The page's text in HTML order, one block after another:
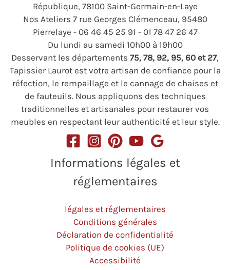
République, 78100 Saint-Germain-en-Laye
Nos Ateliers 7 rue Georges Clémenceau, 95480
Pierrelaye - 06 46 45 25 91 - 01 78 47 26 47
Du lundi au samedi 10h00 à 19h00
Desservant les départements 75, 78, 92, 95, 60 et 27,
Tapissier Laurot est votre artisan de confiance pour la
réfection, le rempaillage et le cannage de chaises et
de fauteuils. Nous appliquons des techniques
traditionnelles et artisanales pour restaurer vos
meubles en respectant leur authenticité et leur style.
Informations légales et
réglementaires
légales et réglementaires
Conditions générales
Déclaration de confidentialité
Politique de cookies (UE)
Accessibilité